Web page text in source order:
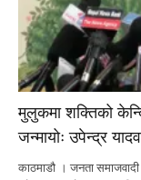
मुलुकमा शक्तिको
जन्मायोः उपेन्द्र यादव
काठमाडौ । जनता समाजवादी